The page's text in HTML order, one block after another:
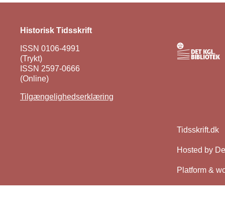
Historisk Tidsskrift
ISSN 0106-4991
(Trykt)
ISSN 2597-0666
(Online)
Tilgængelighedserklæring